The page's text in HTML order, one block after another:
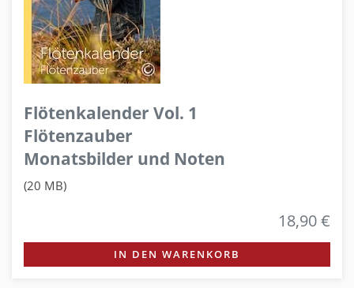
Flötenkalender Vol. 1
Flötenzauber
Monatsbilder und Noten
(20 MB)
18,90 €
IN DEN WARENKORB